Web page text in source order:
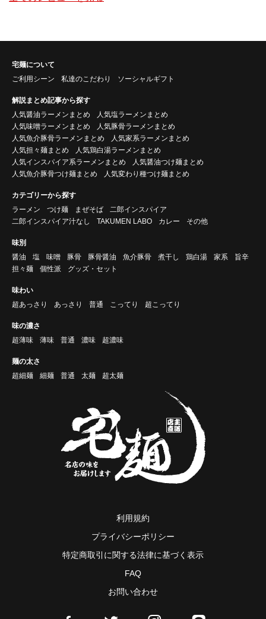
宅麺について
ご利用シーン
私達のこだわり ソーシャルギフト
解説まとめ記事から探す
人気醤油ラーメンまとめ
人気塩ラーメンまとめ
人気味噌ラーメンまとめ
人気豚骨ラーメンまとめ
人気魚介豚骨ラーメンまとめ
人気家系ラーメンまとめ
人気担々麺まとめ
人気鶏白湯ラーメンまとめ
人気インスパイア系ラーメンまとめ
人気醤油つけ麺まとめ
人気魚介豚骨つけ麺まとめ
人気変わり種つけ麺まとめ
カテゴリーから探す
ラーメン
つけ麺 まぜそば
二郎インスパイア
二郎インスパイア汁なし
TAKUMEN LABO カレー その他
味別
醤油
塩 味噌 豚骨 豚骨醤油 魚介豚骨 煮干し 鶏白湯 家系
旨辛
担々麺
個性派 グッズ・セット
味わい
超あっさり
あっさり 普通 こってり 超こってり
味の濃さ
超薄味
薄味 普通 濃味 超濃味
麺の太さ
超細麺
細麺 普通 太麺 超太麺
利用規約
プライバシーポリシー
特定商取引に関する法律に基づく表示
FAQ
お問い合わせ